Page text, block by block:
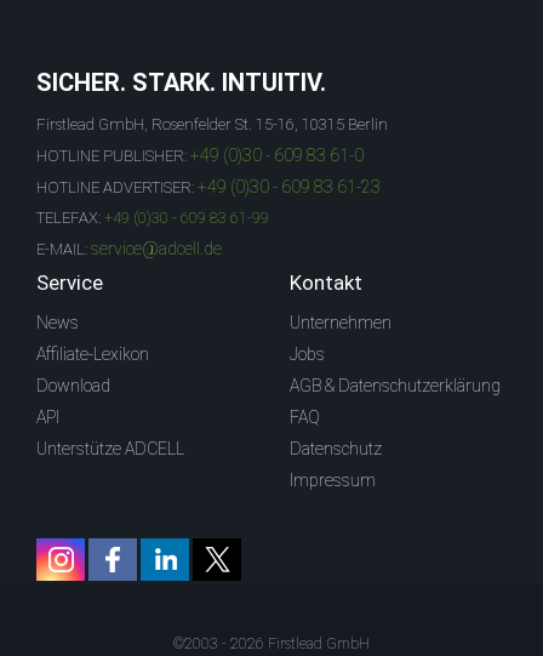
SICHER. STARK. INTUITIV.
Firstlead GmbH, Rosenfelder St. 15-16, 10315 Berlin
HOTLINE PUBLISHER: +49 (0)30 - 609 83 61-0
HOTLINE ADVERTISER: +49 (0)30 - 609 83 61-23
TELEFAX: +49 (0)30 - 609 83 61-99
E-MAIL: service@adcell.de
Service
News
Affiliate-Lexikon
Download
API
Unterstütze ADCELL
Kontakt
Unternehmen
Jobs
AGB & Datenschutzerklärung
FAQ
Datenschutz
Impressum
©2003 - 2026 Firstlead GmbH